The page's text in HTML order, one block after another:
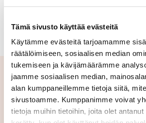
Tämä sivusto käyttää evästeitä
Käytämme evästeitä tarjoamamme
räätälöimiseen, sosiaalisen median
tukemiseen ja kävijämäärämme
jaamme sosiaalisen median,
alan kumppaneillemme tietoja siitä,
sivustoamme. Kumppanimme voivat
tietoja muihin tietoihin, joita olet
Mitä voin tuoda
Arvioitavaksi voit tuoda esineitä,